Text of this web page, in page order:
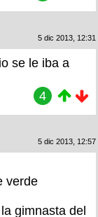
5 dic 2013, 12:31
se le iba a
4
5 dic 2013, 12:57
verde
gimnasta del